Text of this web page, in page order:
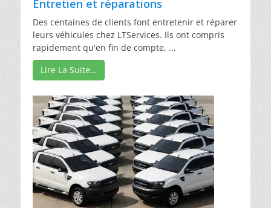
Entretien et réparations
Des centaines de clients font entretenir et réparer
leurs véhicules chez LTServices. Ils ont compris
rapidement qu'en fin de compte, ...
Lire La Suite…